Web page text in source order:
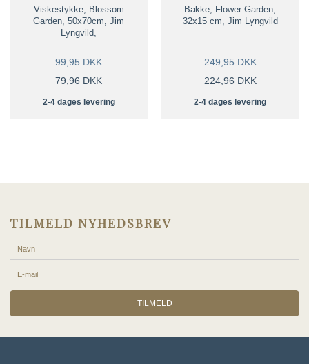
Viskestykke, Blossom
Garden, 50x70cm, Jim
Lyngvild,
99,95 DKK
79,96 DKK
2-4 dages levering
Bakke, Flower Garden,
32x15 cm, Jim Lyngvild
249,95 DKK
224,96 DKK
2-4 dages levering
TILMELD NYHEDSBREV
TILMELD